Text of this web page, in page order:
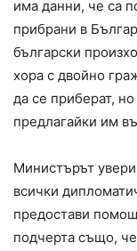
има данни, че са
прибрани в
български
хора с двойно
да се приберат,
предлагайки им
Министърът
всички
предостави
подчерта също,